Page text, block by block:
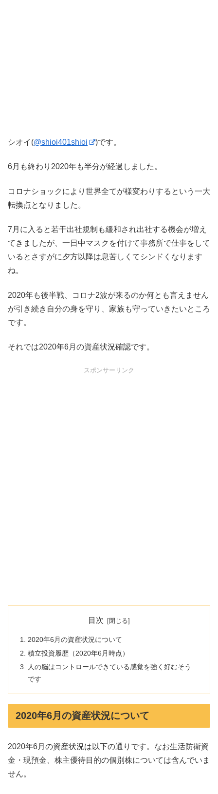
シオイ(@shioi401shioi )です。
6月も終わり2020年も半分が経過しました。
コロナショックにより世界全てが様変わりするという一大
転換点となりました。
7月に入ると若干出社規制も緩和され出社する機会が増え
てきましたが、一日中マスクを付けて事務所で仕事をして
いるとさすがに夕方以降は息苦しくてシンドくなります
ね。
2020年も後半戦、コロナ2波が来るのか何とも言えません
が引き続き自分の身を守り、家族も守っていきたいところ
です。
それでは2020年6月の資産状況確認です。
スポンサーリンク
目次
2020年6月の資産状況について
積立投資履歴（2020年6月時点）
人の脳はコントロールできている感覚を強く好むそう
です
2020年6月の資産状況について
2020年6月の資産状況は以下の通りです。なお生活防衛資
金・現預金、株主優待目的の個別株については含んでいま
せん。